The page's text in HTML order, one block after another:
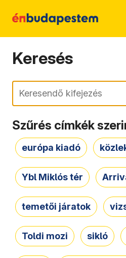
Keresés
Keresés
Szűrés címkék
európa kiadó
Ybl Miklós tér
temetői járatok
Toldi mozi sikló